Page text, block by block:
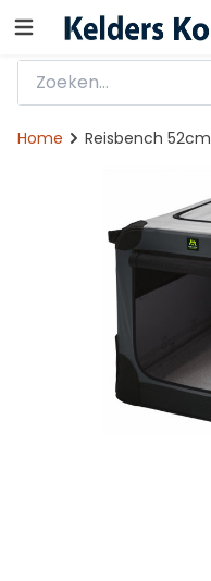
Home Reisbench 52cm